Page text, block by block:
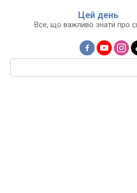
Цей день
Все, що важливо знати про
Пошук: